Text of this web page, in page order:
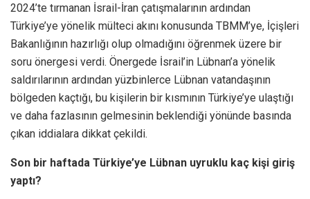
2024’te tırmanan İsrail-İran çatışmalarının ardından
Türkiye’ye yönelik mülteci akını konusunda TBMM’ye, İçişleri
Bakanlığının hazırlığı olup olmadığını öğrenmek üzere bir
soru önergesi verdi. Önergede İsrail’in Lübnan’a yönelik
saldırılarının ardından yüzbinlerce Lübnan vatandaşının
bölgeden kaçtığı, bu kişilerin bir kısmının Türkiye’ye ulaştığı
ve daha fazlasının gelmesinin beklendiği yönünde basında
çıkan iddialara dikkat çekildi.
Son bir haftada Türkiye’ye Lübnan uyruklu kaç kişi giriş
yaptı?